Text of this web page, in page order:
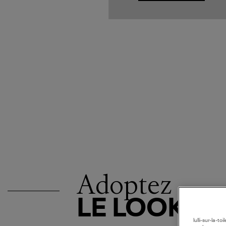
Adoptez
LE LOOK
lulli-sur-la-